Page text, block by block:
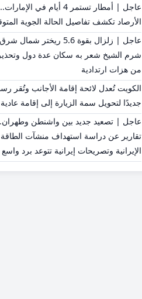
عاجل | أمطار تستمر 4 أيام في الإمارات..
الأرصاد تكشف تفاصيل الحالة الجوية
عاجل | زلزال بقوة 5.6 ريختر شمال شرق
شرم الشيخ شعر به سكان عدة دول
من هزات ارتدادية
الكويت تُعدل لائحة إقامة الأجانب وتُقر
جديدًا لتحويل سمة الزيارة إلى إقامة عادية
عاجل | تصعيد جديد بين واشنطن
تقارير عن دراسة استهداف منشآت الطاقة
الإيرانية وتصريحات إيرانية تتوعد برد واسع